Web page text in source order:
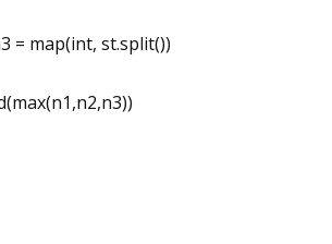
= map(int, st.split())